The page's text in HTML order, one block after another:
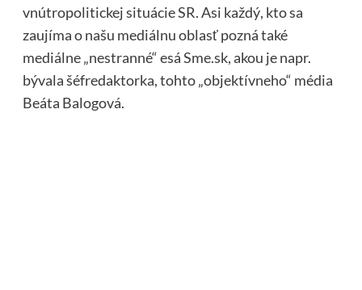
vnútropolitickej situácie SR. Asi každý, kto sa
zaujíma o našu mediálnu oblasť pozná také
mediálne „nestranné“ esá Sme.sk, akou je napr.
bývala šéfredaktorka, tohto „objektívneho“ média
Beáta Balogová.